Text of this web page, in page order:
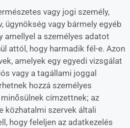
vagy jogi személy,
ügynökség vagy bármely egyéb
amellyel a személyes adatot
attól, hogy harmadik fél-e. Azon
amelyek egy egyedi vizsgálat
vagy a tagállami joggal
hozzá személyes
címzettnek; az
közhatalmi szervek általi
hogy feleljen az adatkezelés